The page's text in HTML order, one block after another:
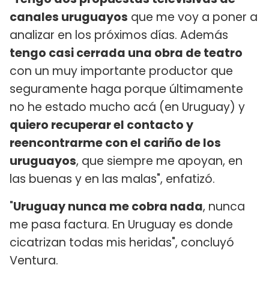
canales uruguayos que me voy a poner a
analizar en los próximos días. Además
tengo casi cerrada una obra de teatro
con un muy importante productor que
seguramente haga porque últimamente
no he estado mucho acá (en Uruguay) y
quiero recuperar el contacto y
reencontrarme con el cariño de los
uruguayos, que siempre me apoyan, en
las buenas y en las malas", enfatizó.
"Uruguay nunca me cobra nada, nunca
me pasa factura. En Uruguay es donde
cicatrizan todas mis heridas", concluyó
Ventura.